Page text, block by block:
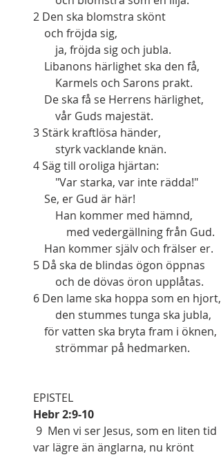
2 Den ska blomstra skönt
    och fröjda sig,
        ja, fröjda sig och jubla.
    Libanons härlighet ska den få,
        Karmels och Sarons prakt.
    De ska få se Herrens härlighet,
        vår Guds majestät.
3 Stärk kraftlösa händer,
        styrk vacklande knän.
4 Säg till oroliga hjärtan:
        "Var starka, var inte rädda!"
    Se, er Gud är här!
        Han kommer med hämnd,
            med vedergällning från Gud.
    Han kommer själv och frälser er.
5 Då ska de blindas ögon öppnas
        och de dövas öron upplåtas.
6 Den lame ska hoppa som en hjort,
        den stummes tunga ska jubla,
    för vatten ska bryta fram i öknen,
        strömmar på hedmarken.
EPISTEL
Hebr 2:9-10
var lägre än änglarna, nu krönt